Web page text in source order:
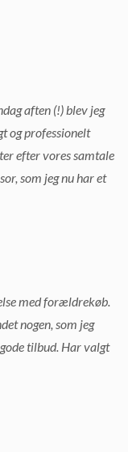
aften (!) blev jeg
og professionelt
efter vores samtale
som jeg nu har et
med forældrekøb.
nogen, som jeg
tilbud. Har valgt